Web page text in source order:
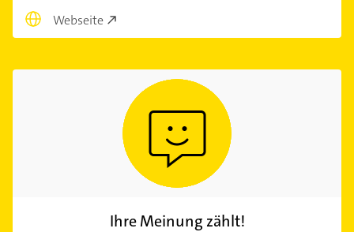
Webseite
Ihre Meinung zählt!